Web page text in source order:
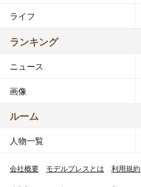
ライフ
ランキング
ニュース
画像
ルーム
人物一覧
会社概要 モデルプレスとは 利用規約